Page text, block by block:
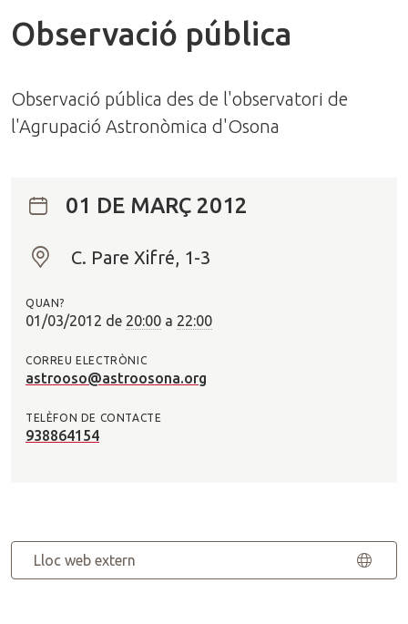
Observació pública
Observació pública des de l'observatori de
l'Agrupació Astronòmica d'Osona
01 DE MARÇ 2012
O
?
C. Pare Xifré, 1-3
QUAN?
01/03/2012 de 20:00 a 22:00
CORREU ELECTRÒNIC
astrooso@astroosona.org
TELÈFON DE CONTACTE
938864154
Lloc web extern